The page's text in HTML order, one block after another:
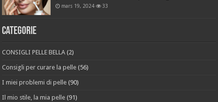
mars 19, 2024 33
Categorie
CONSIGLI PELLE BELLA (2)
Consigli per curare la pelle (56)
I miei problemi di pelle (90)
Il mio stile, la mia pelle (91)